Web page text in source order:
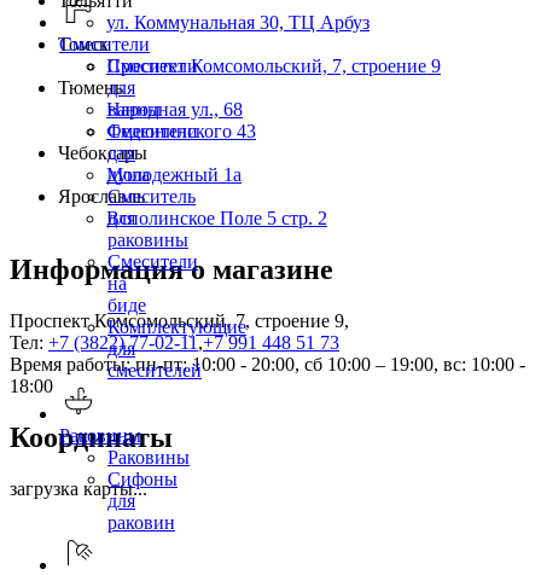
Смесители
Смесители
для
ванны
Смесители
для
душа
Смеситель
для
раковины
Смесители
на
биде
Комплектующие
для
смесителей
Раковины
Раковины
Сифоны
для
раковин
ул. Коммунальная 30, ТЦ Арбуз
Томск
Проспект Комсомольский, 7, строение 9
Тюмень
Народная ул., 68
Федюнинского 43
Чебоксары
Молодежный 1а
Ярославль
Всполинское Поле 5 стр. 2
Информация о магазине
Проспект Комсомольский, 7, строение 9,
Тел: +7 (3822) 77-02-11,+7 991 448 51 73
Время работы: пн-пт: 10:00 - 20:00, сб 10:00 – 19:00, вс: 10:00 -
18:00
Координаты
загрузка карты...